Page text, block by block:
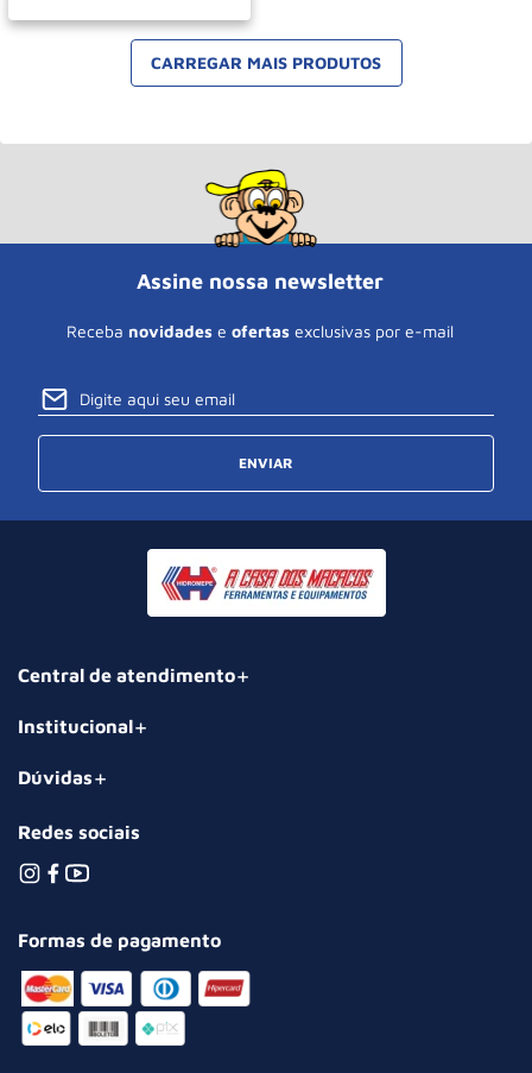
Assine nossa newsletter
Receba novidades e ofertas exclusivas por e-mail
ENVIAR
Central de atendimento
Institucional
Dúvidas
Redes sociais
Formas de pagamento